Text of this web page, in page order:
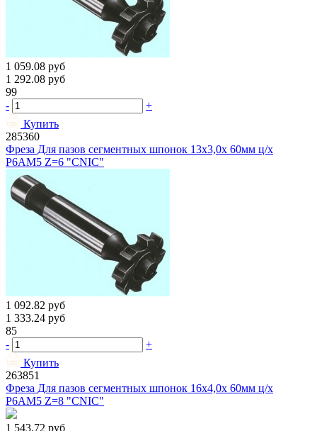
1 059.08 руб
1 292.08 руб
99
-
+
Купить
285360
Фреза Для пазов сегментных шпонок 13х3,0х 60мм ц/х
Р6АМ5 Z=6 "CNIC"
1 092.82 руб
1 333.24 руб
85
-
+
Купить
263851
Фреза Для пазов сегментных шпонок 16х4,0х 60мм ц/х
Р6АМ5 Z=8 "CNIC"
1 543.72 руб